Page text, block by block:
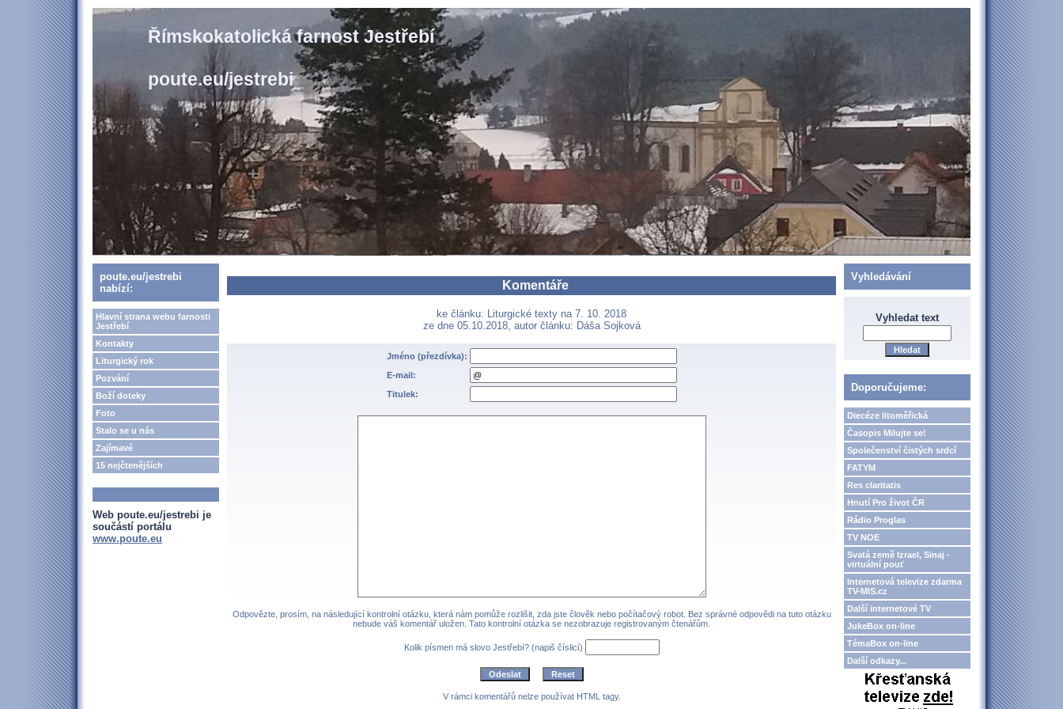
Římskokatolická farnost Jestřebí
poute.eu/jestrebi
poute.eu/jestrebi
nabízí:
Hlavní strana webu farnosti
Jestřebí
Kontakty
Liturgický rok
Pozvání
Boží doteky
Foto
Stalo se u nás
Zajímavé
15 nejčtenějších
Web poute.eu/jestrebi je
součástí portálu
www.poute.eu
Komentáře
ke článku: Liturgické texty na 7. 10. 2018
ze dne 05.10.2018, autor článku: Dáša Sojková
Jméno (přezdívka):
E-mail:
Titulek:
Odpovězte, prosím, na následující kontrolní otázku, která nám pomůže rozlišit, zda jste člověk nebo počítačový robot. Bez správné odpovědi na tuto otázku
nebude váš komentář uložen. Tato kontrolní otázka se nezobrazuje registrovaným čtenářům.
Kolik písmen má slovo Jestřebí? (napiš číslicí)
V rámci komentářů nelze používat HTML tagy.
Vyhledávání
Vyhledat text
Doporučujeme:
Diecéze litoměřická
Časopis Milujte se!
Společenství čistých srdcí
FATYM
Res claritatis
Hnutí Pro život ČR
Rádio Proglas
TV NOE
Svatá země Izrael, Sinaj -
virtuální pouť
Internetová televize zdarma
TV-MIS.cz
Další internetové TV
JukeBox on-line
TémaBox on-line
Další odkazy...